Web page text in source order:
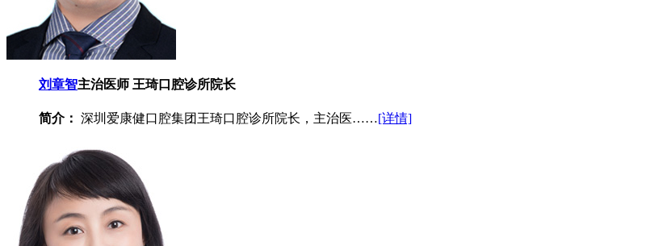
刘章智主治医师 王琦口腔诊所院长
简介： 深圳爱康健口腔集团王琦口腔诊所院长，主治医……[详情]